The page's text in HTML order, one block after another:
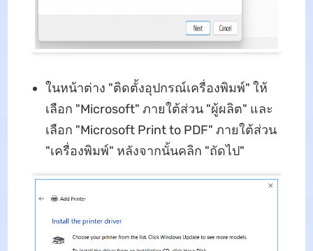
ในหน้าต่าง "ติดตั้งอุปกรณ์เครื่องพิมพ์" ให้
เลือก "Microsoft" ภายใต้ส่วน "ผู้ผลิต" และ
เลือก "Microsoft Print to PDF" ภายใต้ส่วน
"เครื่องพิมพ์" หลังจากนั้นคลิก "ถัดไป"